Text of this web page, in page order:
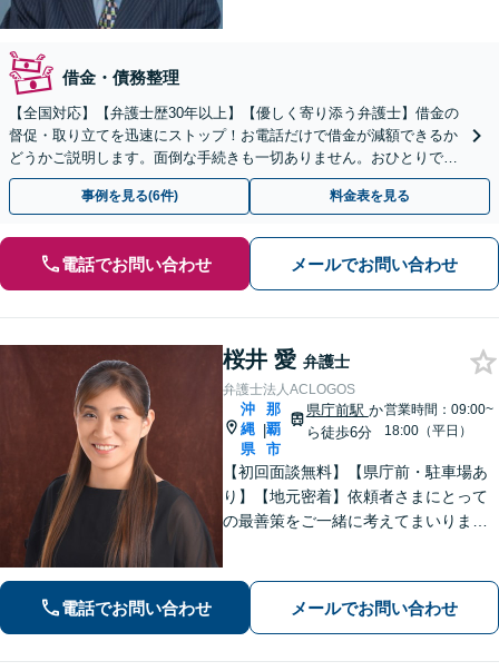
借金・債務整理
【全国対応】【弁護士歴30年以上】【優しく寄り添う弁護士】借金の
督促・取り立てを迅速にストップ！お電話だけで借金が減額できるか
どうかご説明します。面倒な手続きも一切ありません。おひとりで悩
まず、お気軽にご相談ください。【電話相談可】
事例を見る(6件) 料金表を見る
電話でお問い合わせ メールでお問い合わせ
桜井 愛 弁護士
弁護士法人ACLOGOS
沖
縄
県
|
那
覇
市
県庁前駅 か
ら徒歩6分
営業時間：09:00~
18:00（平日）
【初回面談無料】【県庁前・駐車場あ
り】【地元密着】依頼者さまにとって
の最善策をご一緒に考えてまいりま
【FP1級・宅地建物取引士・銀行業務
検定の資格あり】【WEB面談可】
電話でお問い合わせ メールでお問い合わせ